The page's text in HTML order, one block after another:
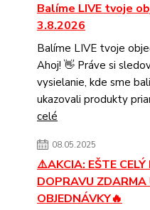
Balíme LIVE tvoje
3.8.2026
Balíme LIVE tvoje
Ahoj! 👋 Práve si
vysielanie, kde sme
ukazovali produkty
celé
08.05.2025
⚠️AKCIA: EŠTE
DOPRAVU
OBJEDNÁVKY🔥